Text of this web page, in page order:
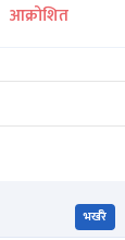
आक्रोशित
भर्खरै